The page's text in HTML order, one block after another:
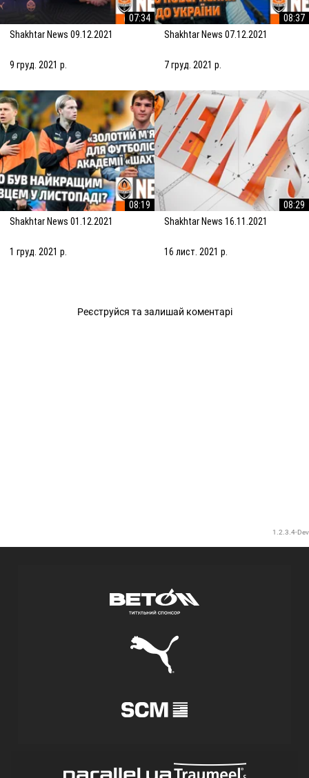
07:34
Shakhtar News 09.12.2021
9 груд. 2021 р.
08:37
Shakhtar News 07.12.2021
7 груд. 2021 р.
08:19
Shakhtar News 01.12.2021
1 груд. 2021 р.
08:29
Shakhtar News 16.11.2021
16 лист. 2021 р.